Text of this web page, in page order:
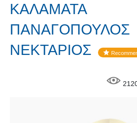
ΚΑΛΑΜΑΤΑ
ΠΑΝΑΓΟΠΟΥΛΟΣ
ΝΕΚΤΑΡΙΟΣ